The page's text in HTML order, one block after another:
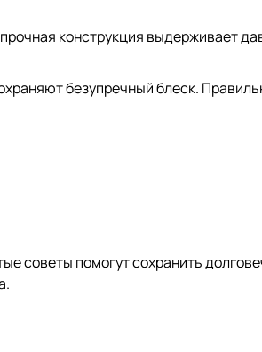
конструкция выдерживает
безупречный блеск.
советы помогут сохранить